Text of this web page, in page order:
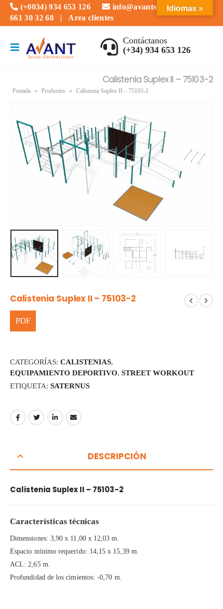
(+0034) 934 653 126
info@avantserveis.com
661 30 32 68 | Area clientes
Contáctanos
(+34) 934 653 126
Calistenia Suplex II – 75103-2
Portada » Productos » Calistenia Suplex II – 75103-2
Calistenia Suplex II – 75103-2
CATEGORÍAS: CALISTENIAS,
EQUIPAMIENTO DEPORTIVO, STREET WORKOUT
ETIQUETA: SATERNUS
DESCRIPCIÓN
Calistenia Suplex II – 75103-2
Características técnicas
Dimensiones: 3,90 x 11,00 x 12,03 m.
Espacio mínimo requerido: 14,15 x 15,39 m.
ACL: 2,65 m.
Profundidad de los cimientos: -0,70 m.
Idiomas »